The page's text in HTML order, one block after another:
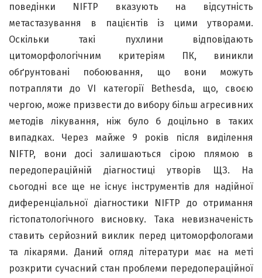
поведінки NIFTP вказують на відсутність
метастазування в пацієнтів із цими утворами.
Оскільки такі пухлини відповідають
цитоморфологічним критеріям ПК, виникли
обґрунтовані побоювання, що вони можуть
потрапляти до VI категорії Bethesda, що, своєю
чергою, може призвести до вибору більш агресивних
методів лікування, ніж було б доцільно в таких
випадках. Через майже 9 років після виділення
NIFTP, вони досі залишаються сірою плямою в
передопераційній діагностиці утворів ЩЗ. На
сьогодні все ще не існує інструментів для надійної
диференціальної діагностики NIFTP до отримання
гістопатологічного висновку. Така невизначеність
ставить серйозний виклик перед цитоморфологами
та лікарями. Даний огляд літератури має на меті
розкрити сучасний стан проблеми передопераційної